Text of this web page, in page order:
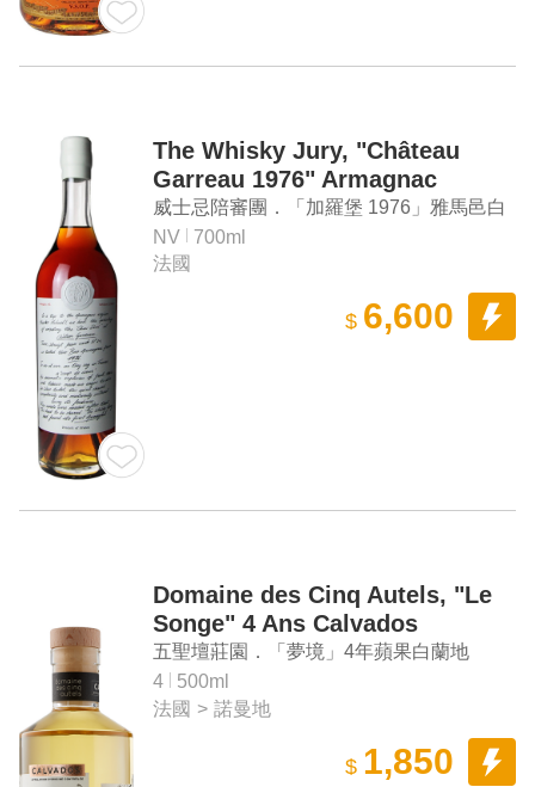
The Whisky Jury, "Château
Garreau 1976" Armagnac
威士忌陪審團．「加羅堡 1976」雅馬邑白
蘭地
NV
700ml
法國
$ 6,600
Domaine des Cinq Autels, "Le
Songe" 4 Ans Calvados
五聖壇莊園．「夢境」4年蘋果白蘭地
4
500ml
法國 > 諾曼地
$ 1,850